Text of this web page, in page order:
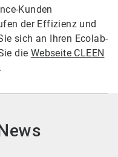
Kunden
der Effizienz und
sich an Ihren Ecolab-
die Webseite CLEEN